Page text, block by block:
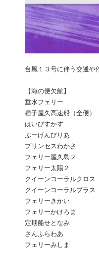
台風１３号に伴う交通や
【海の便欠航】
垂水フェリー
種子屋久高速船（全便）
はいびすかす
ぶーげんびりあ
プリンセスわかさ
フェリー屋久島２
フェリー太陽２
クイーンコーラルクロス
クイーンコーラルプラス
フェリーきかい
フェリーかけろま
定期船せとなみ
さんふらわあ
フェリーみしま